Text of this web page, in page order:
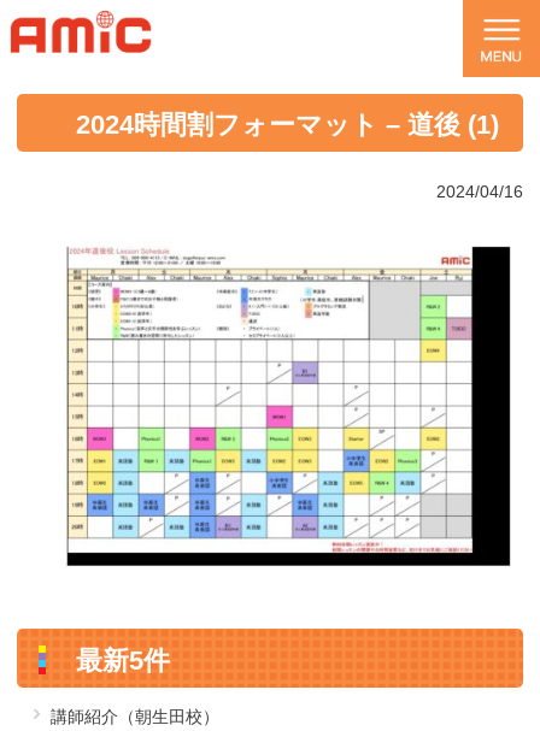
2024時間割フォーマット – 道後 (1)
2024/04/16
最新5件
講師紹介（朝生田校）